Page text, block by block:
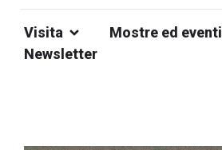
Visita Mostre ed eventi
Newsletter